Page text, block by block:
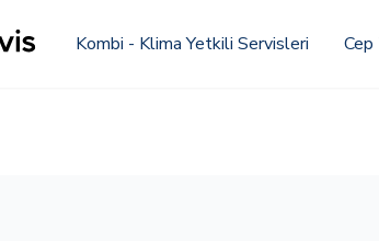
Kombi - Klima Yetkili Servisleri